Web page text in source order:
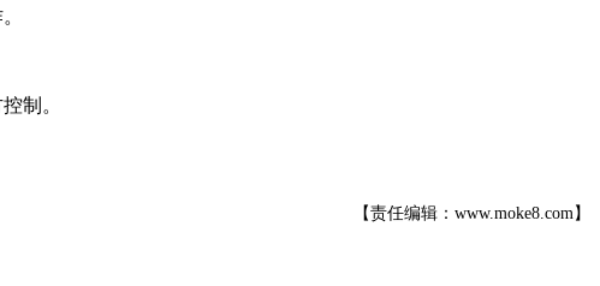
制。
【责任编辑：www.moke8.com】